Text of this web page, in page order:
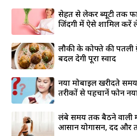
सेहत से लेकर ब्यूटी तक
जिंदगी में ऐसे शामिल करें
लौकी के कोफ्ते की पतली
बदल देगी पूरा स्वाद
नया मोबाइल खरीदते
तरीकों से पहचानें फोन
लंबे समय तक बैठने वाली
आसान योगासन, दर्द और